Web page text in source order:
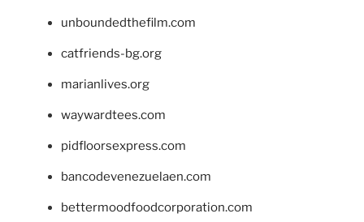
unboundedthefilm.com
catfriends-bg.org
marianlives.org
waywardtees.com
pidfloorsexpress.com
bancodevenezuelaen.com
bettermoodfoodcorporation.com